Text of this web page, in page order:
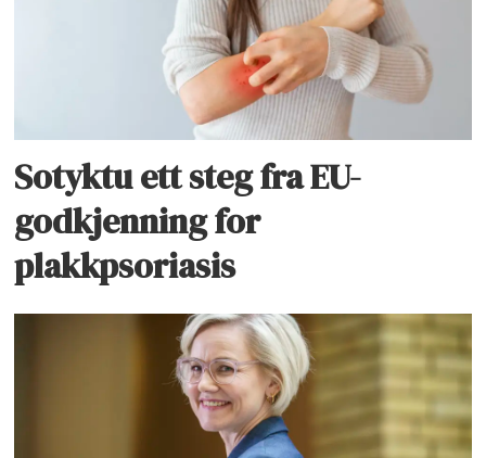
Sotyktu ett steg fra EU-
godkjenning for
plakkpsoriasis